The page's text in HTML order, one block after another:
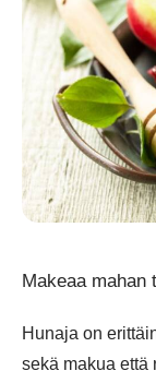
Makeaa mahan
Hunaja on
sekä makua että